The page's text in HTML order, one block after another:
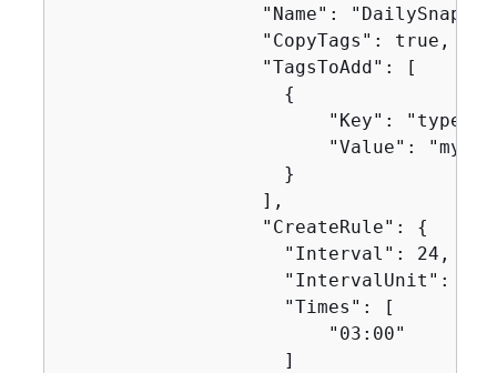
"Name":
                  "CopyTags": true,
                  "TagsToAdd": [
{
                        "Key": "type",
"Value":
                    }
                  ],
                  "CreateRule":
{
                    "Interval": 24,
"IntervalUnit":
                    "Times": [
                        "03:00"
                    ]